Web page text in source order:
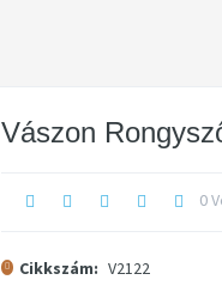
Vászon
0
Cikkszám: V2122